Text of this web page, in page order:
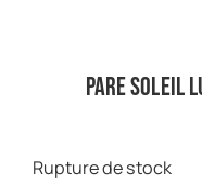
pare soleil
Rupture de stock